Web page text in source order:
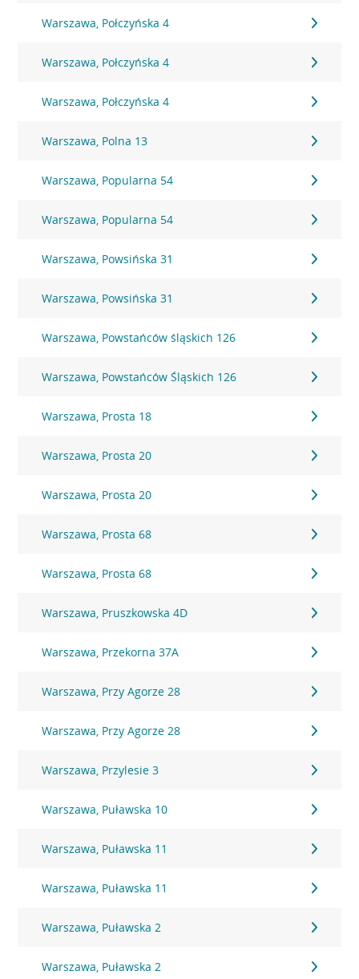
Warszawa, Połczyńska 4
Warszawa, Połczyńska 4
Warszawa, Połczyńska 4
Warszawa, Polna 13
Warszawa, Popularna 54
Warszawa, Popularna 54
Warszawa, Powsińska 31
Warszawa, Powsińska 31
Warszawa, Powstańców śląskich 126
Warszawa, Powstańców Śląskich 126
Warszawa, Prosta 18
Warszawa, Prosta 20
Warszawa, Prosta 20
Warszawa, Prosta 68
Warszawa, Prosta 68
Warszawa, Pruszkowska 4D
Warszawa, Przekorna 37A
Warszawa, Przy Agorze 28
Warszawa, Przy Agorze 28
Warszawa, Przylesie 3
Warszawa, Puławska 10
Warszawa, Puławska 11
Warszawa, Puławska 11
Warszawa, Puławska 2
Warszawa, Puławska 2